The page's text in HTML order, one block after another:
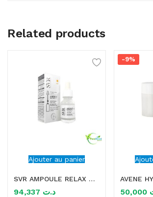
Related products
Ajouter au panier
SVR AMPOULE RELAX NIGHT SERUM CONTOUR DES YEUX 15ML
د.ت
-9%